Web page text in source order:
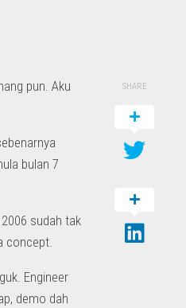
pun. Aku
bulan 7
sudah tak
concept.
Engineer
demo dah
SHARE